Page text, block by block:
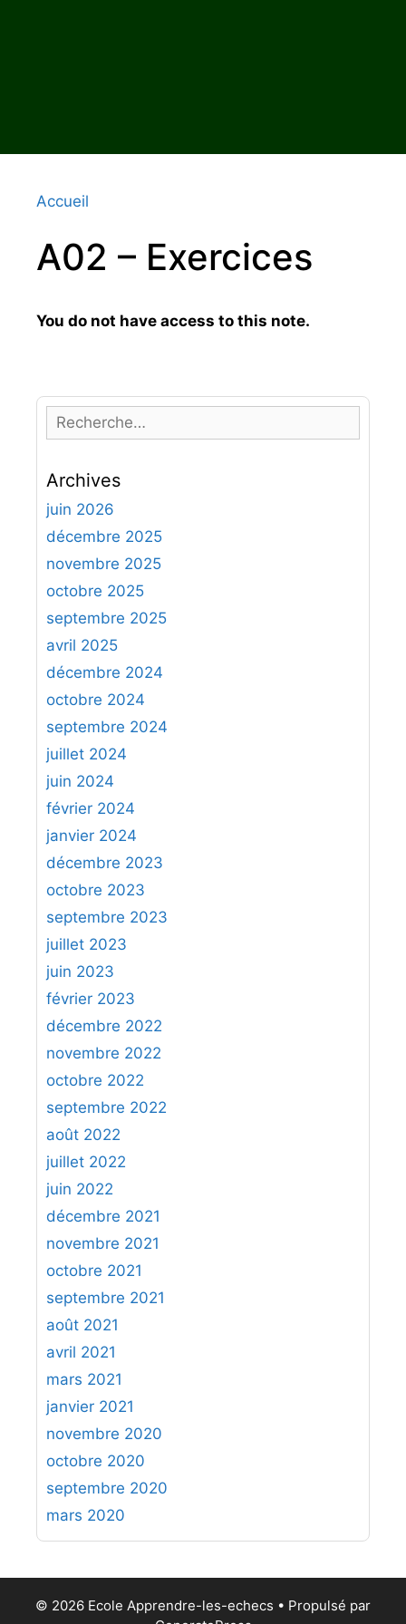
Accueil
A02 – Exercices
You do not have access to this note.
e
h
e
r
h
e
r
:
Archives
juin 2026
décembre 2025
novembre 2025
octobre 2025
septembre 2025
avril 2025
décembre 2024
octobre 2024
septembre 2024
juillet 2024
juin 2024
février 2024
janvier 2024
décembre 2023
octobre 2023
septembre 2023
juillet 2023
juin 2023
février 2023
décembre 2022
novembre 2022
octobre 2022
septembre 2022
août 2022
juillet 2022
juin 2022
décembre 2021
novembre 2021
octobre 2021
septembre 2021
août 2021
avril 2021
mars 2021
janvier 2021
novembre 2020
octobre 2020
septembre 2020
mars 2020
© 2026 Ecole Apprendre-les-echecs • Propulsé par